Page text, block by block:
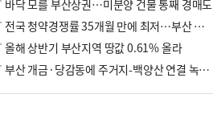
바닥 모를 부산상권…미분양 건물 통째 경매도
전국 청약경쟁률 35개월 만에 최저…부산 미분양 ‘적체’ 심화
올해 상반기 부산지역 땅값 0.61% 올라
부산 개금·당감동에 주거지-백양산 연결 녹지 조성